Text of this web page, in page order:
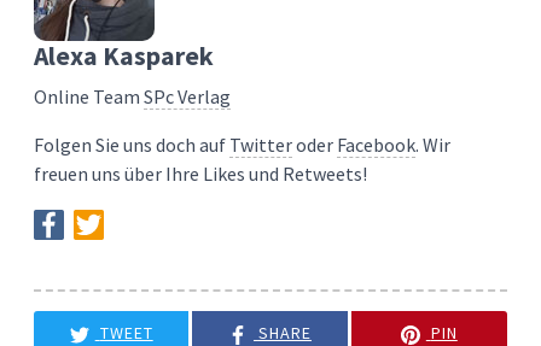
Alexa Kasparek
Online Team SPc Verlag
Folgen Sie uns doch auf Twitteroder Facebook. Wir
freuen uns über Ihre Likes und Retweets!
TWEET SHARE PIN